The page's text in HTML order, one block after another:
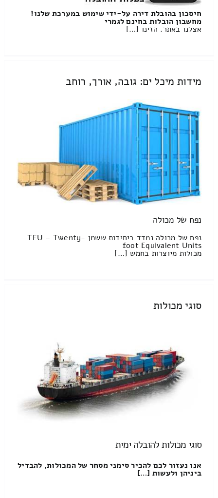
חיסכון בהובלת דירה על-ידי שימוש במערכת שלנו!
מחשבון הובלות בחינם לגמרי
אצלנו באתר. הזינו […]
מידות מיכל ים: גובה, אורך, רוחב
נפח של מכולה
נפח של מכולה נמדד ביחידות ששמן TEU – Twenty-
foot Equivalent Units
מכולות מיוצרות בחמש […]
סוגי מכולות
סוגי מכולות להובלה ימית
אנו נעזור לכם להכיר סימני מסחר של המכולות, להבדיל
ביניהן ולעשות […]